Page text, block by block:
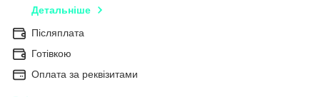
Детальніше
Післяплата
Готівкою
Оплата за реквізитами